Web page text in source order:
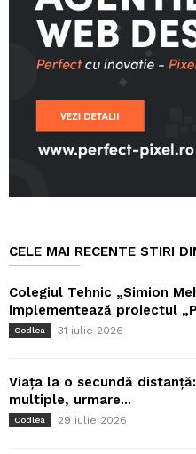
CELE MAI RECENTE STIRI
Colegiul Tehnic „Simion
implementează proiectul
Codlea 31 iulie 2026
Viața la o secundă
multiple, urmare...
Codlea 29 iulie 2026